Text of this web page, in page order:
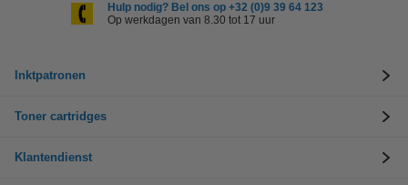
Hulp nodig? Bel ons op +32 (0)9 39 64 123
Op werkdagen van 8.30 tot 17 uur
Inktpatronen
Toner cartridges
Klantendienst